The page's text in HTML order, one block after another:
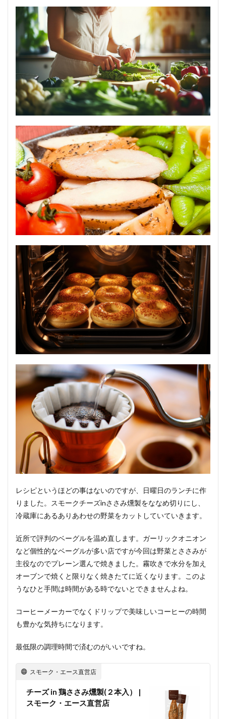
レシピというほどの事はないのですが、日曜日のランチに作
りました。スモークチーズinささみ燻製をななめ切りにし、
冷蔵庫にあるありあわせの野菜をカットしていていきます。
近所で評判のベーグルを温め直します。ガーリックオニオン
など個性的なベーグルが多い店ですが今回は野菜とささみが
主役なのでプレーン選んで焼きました。霧吹きで水分を加え
オーブンで焼くと限りなく焼きたてに近くなります。このよ
うなひと手間は時間がある時でないとできませんよね。
コーヒーメーカーでなくドリップで美味しいコーヒーの時間
も豊かな気持ちになります。
最低限の調理時間で済むのがいいですね。
スモーク・エース直営店
チーズ in 鶏ささみ燻製(２本入） |
スモーク・エース直営店